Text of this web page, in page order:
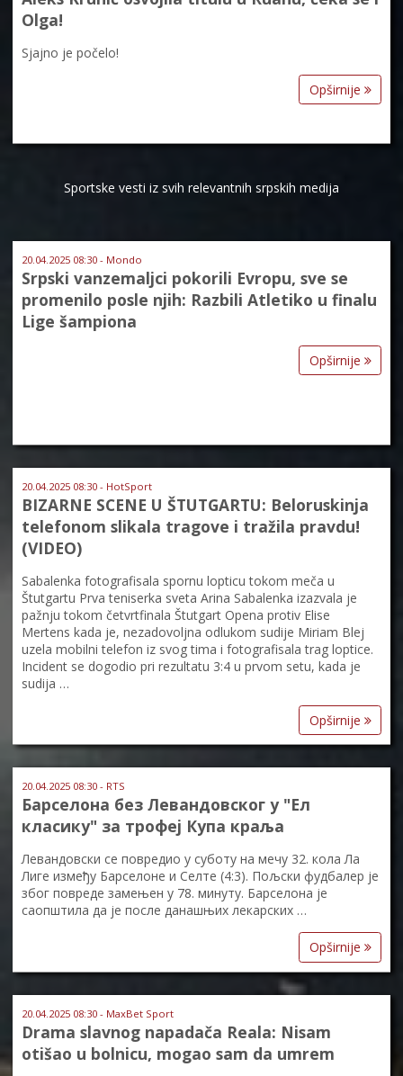
Olga!
Sjajno je počelo!
Opširnije
Sportske vesti iz svih relevantnih srpskih medija
20.04.2025 08:30 - Mondo
Srpski vanzemaljci pokorili Evropu, sve se
promenilo posle njih: Razbili Atletiko u finalu
Lige šampiona
Opširnije
20.04.2025 08:30 - HotSport
BIZARNE SCENE U ŠTUTGARTU: Beloruskinja
telefonom slikala tragove i tražila pravdu!
(VIDEO)
Sabalenka fotografisala spornu lopticu tokom meča u
Štutgartu Prva teniserka sveta Arina Sabalenka izazvala je
pažnju tokom četvrtfinala Štutgart Opena protiv Elise
Mertens kada je, nezadovoljna odlukom sudije Miriam Blej
uzela mobilni telefon iz svog tima i fotografisala trag loptice.
Incident se dogodio pri rezultatu 3:4 u prvom setu, kada je
sudija …
Opširnije
20.04.2025 08:30 - RTS
Барселона без Левандовског у "Ел
класику" за трофеј Купа краља
Левандовски се повредио у суботу на мечу 32. кола Ла
Лиге између Барселоне и Селте (4:3). Пољски фудбалер је
због повреде замењен у 78. минуту. Барселона је
саопштила да је после данашњих лекарских …
Opširnije
20.04.2025 08:30 - MaxBet Sport
Drama slavnog napadača Reala: Nisam
otišao u bolnicu, mogao sam da umrem